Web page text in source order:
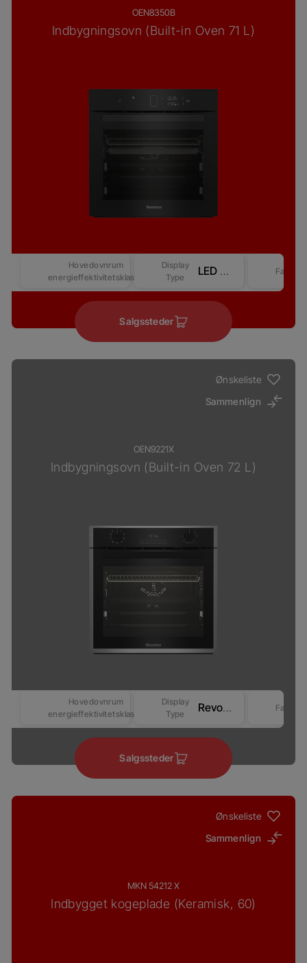
OEN8350B
Indbygningsovn (Built-in Oven 71 L)
Hovedovnrum
energieffektivitetsklasse
Display
Type
LED Display - Touch control (Revo-Better) – Competitive-2 Farve
Salgssteder
Ønskeliste
Sammenlign
OEN9221X
Indbygningsovn (Built-in Oven 72 L)
Hovedovnrum
energieffektivitetsklasse
Display
Type
Revo Good+ Display (Beast) Farve
Salgssteder
Ønskeliste
Sammenlign
MKN 54212 X
Indbygget kogeplade (Keramisk, 60)